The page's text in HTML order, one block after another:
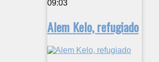
09:03
Alem Kelo, refugiado